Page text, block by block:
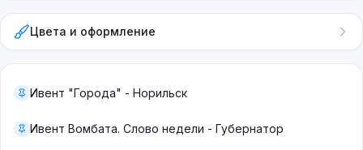
Цвета и оформление
Ивент "Города" - Норильск
Ивент Вомбата. Слово недели - Губернатор